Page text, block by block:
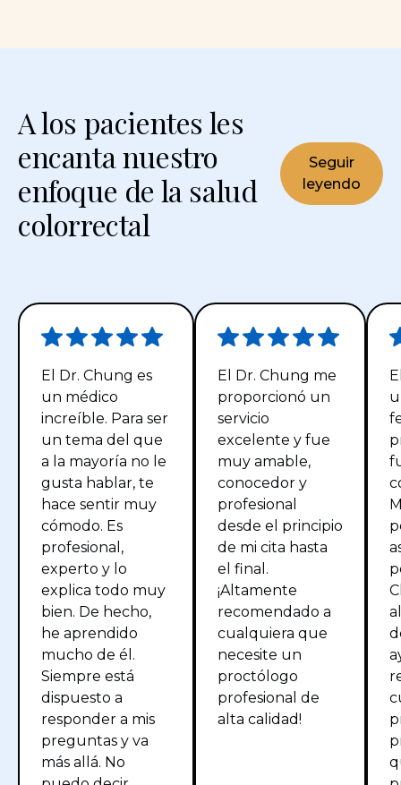
A los pacientes les
encanta nuestro
enfoque de la salud
colorrectal
Seguir
leyendo
El Dr. Chung es
un médico
increíble. Para ser
un tema del que
a la mayoría no le
gusta hablar, te
hace sentir muy
cómodo. Es
profesional,
experto y lo
explica todo muy
bien. De hecho,
he aprendido
mucho de él.
Siempre está
dispuesto a
responder a mis
preguntas y va
más allá. No
El Dr. Chung me
proporcionó un
servicio
excelente y fue
muy amable,
conocedor y
profesional
desde el principio
de mi cita hasta
el final.
¡Altamente
recomendado a
cualquiera que
necesite un
proctólogo
profesional de
alta calidad!